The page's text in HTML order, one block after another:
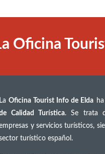
Oficina
La Oficina Tourist Info de Elda
Calidad Turística. Se trata
y servicios turísticos,
turístico español.